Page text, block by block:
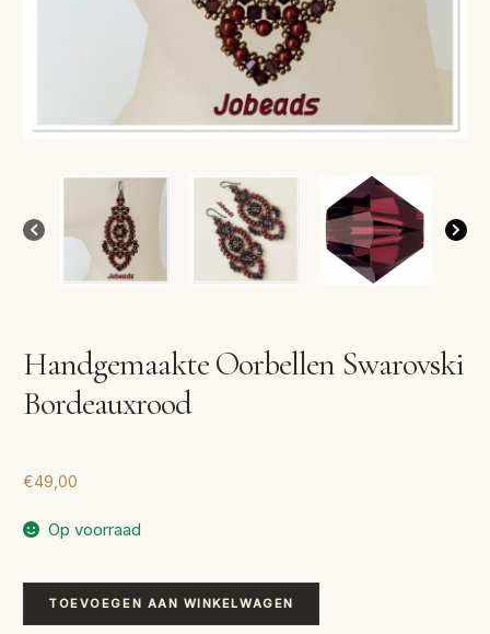
Handgemaakte Oorbellen Swarovski
Bordeauxrood
€49,00
Op voorraad
Handgemaakte
Oorbellen
TOEVOEGEN AAN WINKELWAGEN